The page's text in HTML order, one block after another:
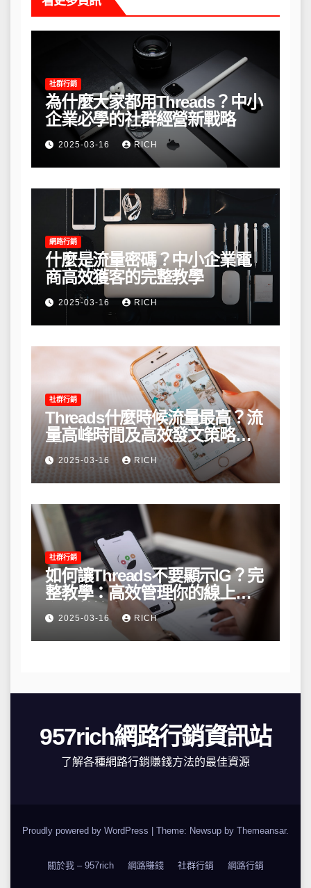
社群行銷
為什麼大家都用Threads？中小
企業必學的社群經營新戰略
2025-03-16 RICH
網路行銷
什麼是流量密碼？中小企業電
商高效獲客的完整教學
2025-03-16 RICH
社群行銷
Threads什麼時候流量最高？流
量高峰時間及高效發文策略攻
略2025-03-16 RICH
社群行銷
如何讓Threads不要顯示IG？完
整教學：高效管理你的線上隱
私與數據安全
2025-03-16 RICH
957rich網路行銷資訊站
了解各種網路行銷賺錢方法的最佳資源
Proudly powered by WordPress | Theme: Newsup by Themeansar.
關於我 – 957rich 網路賺錢 社群行銷 網路行銷